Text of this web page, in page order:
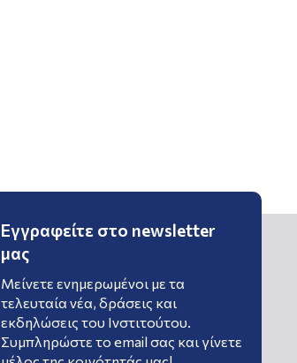
Εγγραφείτε στο newsletter
μας
Μείνετε ενημερωμένοι με τα
τελευταία νέα, δράσεις και
εκδηλώσεις του Ινστιτούτου.
Συμπληρώστε το email σας και γίνετε